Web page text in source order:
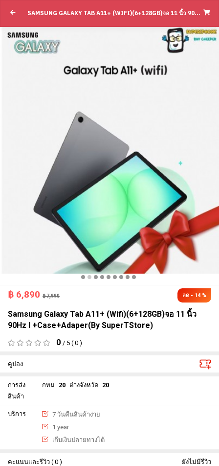
Samsung Galaxy Tab A11+ SAMSUNG GALAXY TAB A11+ (WIFI)(6+128GB)จอ 11 นิ้ว 90HZ L +CASE+ADAPER(BY SUPERTSTORE)
฿ 6,890 ฿ 7,990 ลด - 14 %
Samsung Galaxy Tab A11+ (Wifi)(6+128GB)จอ 11 นิ้ว
90Hz l +Case+Adaper(By SuperTStore)
0 / 5 ( 0 )
คูปอง
การส่ง
สินค้า
กทม 20 ต่างจังหวัด 20
บริการ
7 วันคืนสินค้าง่าย
1 year
เกีบเงินปลายทางได้
คะแนนและรีวิว ( 0 ) ยังไม่มีรีวิว